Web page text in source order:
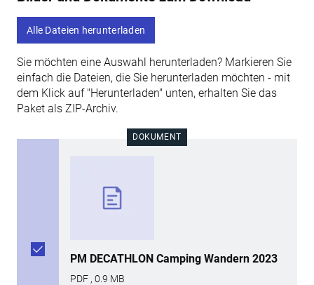
Alle Dateien herunterladen
Sie möchten eine Auswahl herunterladen? Markieren Sie
einfach die Dateien, die Sie herunterladen möchten - mit
dem Klick auf "Herunterladen" unten, erhalten Sie das
Paket als ZIP-Archiv.
DOKUMENT
PM DECATHLON Camping Wandern 2023
PDF , 0.9 MB